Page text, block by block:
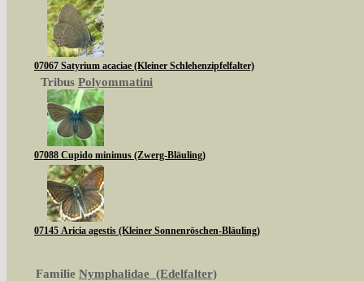
07067 Satyrium acaciae (Kleiner Schlehenzipfelfalter)
Tribus Polyommatini
07088 Cupido minimus (Zwerg-Bläuling)
07145 Aricia agestis (Kleiner Sonnenröschen-Bläuling)
Familie Nymphalidae (Edelfalter)